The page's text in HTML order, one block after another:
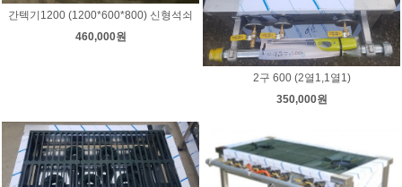
간텍기1200 (1200*600*800) 신형석쇠
460,000원
2구 600 (2열1,1열1)
350,000원